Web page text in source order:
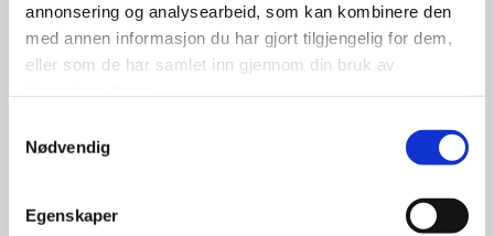
annonsering og analysearbeid, som kan kombinere den
med annen informasjon du har gjort tilgjengelig for dem,
eller som de har samlet inn gjennom din bruk av
Nødvendig
Egenskaper